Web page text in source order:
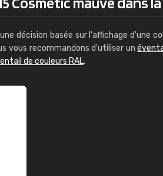
décision basée sur l'affichage d'une
vous recommandons d'utiliser un
de couleurs RAL.